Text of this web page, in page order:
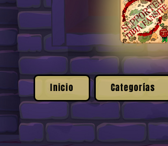
Inicio Categorías